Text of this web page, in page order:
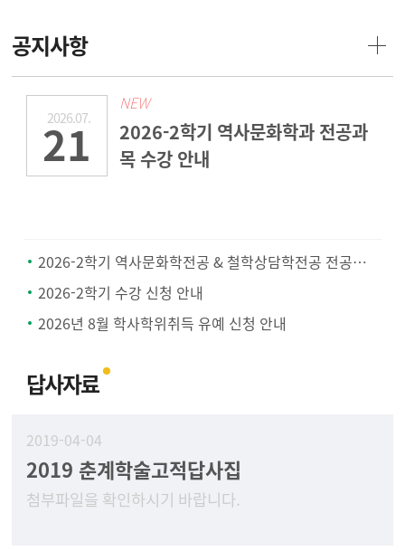
공지사항
2026.07.
21
NEW
2026-2학기 역사문화학과 전공과
목 수강 안내
2026-2학기 역사문화학전공 & 철학상담학전공 전공공통과목 지정 안내
2026-2학기 수강 신청 안내
2026년 8월 학사학위취득 유예 신청 안내
답사자료
2019-04-04
2019 춘계학술고적답사집
첨부파일을 확인하시기 바랍니다.